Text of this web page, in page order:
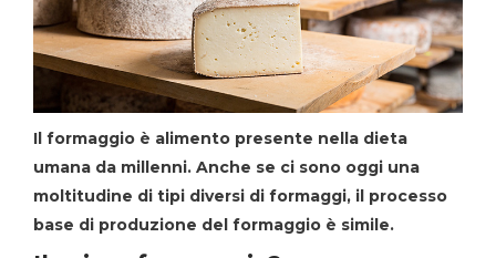
Il formaggio è alimento presente nella dieta
umana da millenni. Anche se ci sono oggi una
moltitudine di tipi diversi di formaggi, il processo
base di produzione del formaggio è simile.